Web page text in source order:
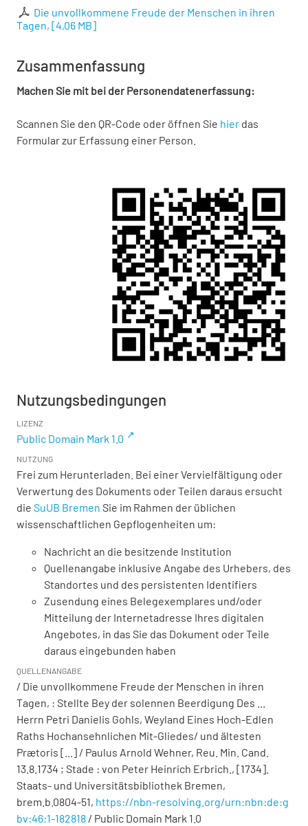
Die unvollkommene Freude der Menschen in ihren
Tagen, [4,06 MB]
Zusammenfassung
Machen Sie mit bei der Personendatenerfassung:
Scannen Sie den QR-Code oder öffnen Sie hier das
Formular zur Erfassung einer Person.
Nutzungsbedingungen
LIZENZ
Public Domain Mark 1.0
NUTZUNG
Frei zum Herunterladen. Bei einer Vervielfältigung oder
Verwertung des Dokuments oder Teilen daraus ersucht
die SuUB Bremen Sie im Rahmen der üblichen
wissenschaftlichen Gepflogenheiten um:
Nachricht an die besitzende Institution
Quellenangabe inklusive Angabe des Urhebers, des
Standortes und des persistenten Identifiers
Zusendung eines Belegexemplares und/oder
Mitteilung der Internetadresse Ihres digitalen
Angebotes, in das Sie das Dokument oder Teile
daraus eingebunden haben
QUELLENANGABE
/ Die unvollkommene Freude der Menschen in ihren
Tagen, : Stellte Bey der solennen Beerdigung Des ...
Herrn Petri Danielis Gohls, Weyland Eines Hoch-Edlen
Raths Hochansehnlichen Mit-Gliedes/ und ältesten
Prætoris [...] / Paulus Arnold Wehner, Reu. Min. Cand.
13.8.1734 ; Stade : von Peter Heinrich Erbrich., [1734].
Staats- und Universitätsbibliothek Bremen,
brem.b.0804-51, https://nbn-resolving.org/urn:nbn:de:g
bv:46:1-182818 / Public Domain Mark 1.0